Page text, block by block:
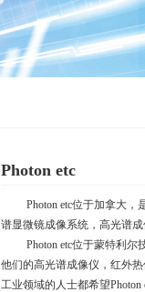
Photon etc
Photon etc位于加拿大，
谱显微镜成像系统，高光谱成
Photon etc位于蒙特利
他们的高光谱成像仪，红外
工业领域的人士都希望Photon